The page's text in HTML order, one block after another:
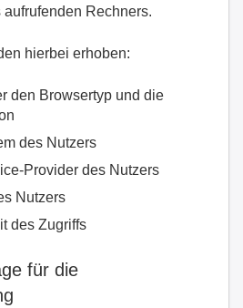
Rechners.
hierbei erhoben:
den Browsertyp und die
des Nutzers
Provider des Nutzers
Nutzers
des Zugriffs
für die